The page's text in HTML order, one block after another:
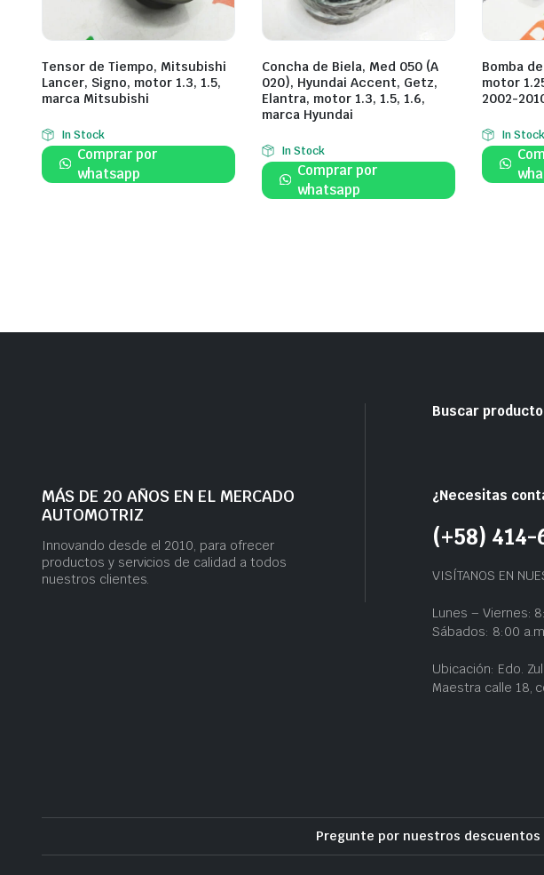
Tensor de Tiempo, Mitsubishi
Lancer, Signo, motor 1.3, 1.5,
marca Mitsubishi
In Stock
Comprar por
whatsapp
Concha de Biela, Med 050 (A
020), Hyundai Accent, Getz,
Elantra, motor 1.3, 1.5, 1.6,
marca Hyundai
In Stock
Comprar por
whatsapp
Bomba
motor
2002-
In Stock
MÁS DE 20 AÑOS EN EL MERCADO
AUTOMOTRIZ
Innovando desde el 2010, para ofrecer
productos y servicios de calidad a todos
nuestros clientes.
Buscar producto
¿Necesitas
(+58) 414-
VISÍTANOS EN
Lunes – Viernes:
Sábados: 8:00
Ubicación: Edo.
Maestra calle 18,
Pregunte por nuestros descuentos